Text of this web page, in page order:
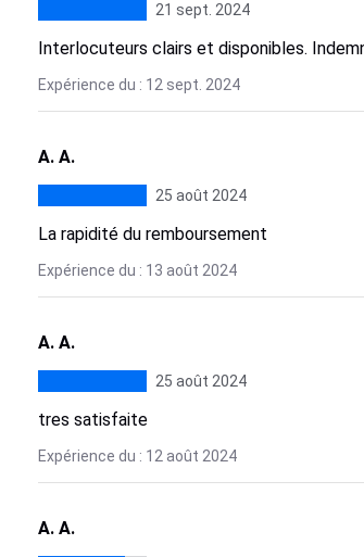
21 sept. 2024
Interlocuteurs clairs et disponibles.
Expérience du : 12 sept. 2024
A. A.
25 août 2024
La rapidité du remboursement
Expérience du : 13 août 2024
A. A.
25 août 2024
tres satisfaite
Expérience du : 12 août 2024
A. A.